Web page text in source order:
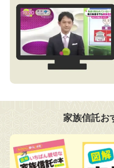
家族信託お